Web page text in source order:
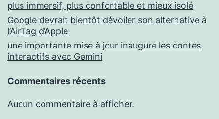
plus immersif, plus confortable et mieux isolé
Google devrait bientôt dévoiler son alternative à
l’AirTag d’Apple
une importante mise à jour inaugure les contes
interactifs avec Gemini
Commentaires récents
Aucun commentaire à afficher.